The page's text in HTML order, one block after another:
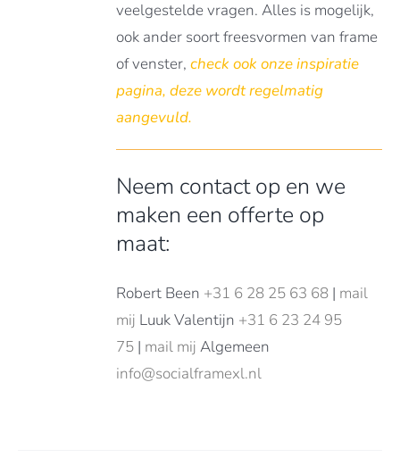
veelgestelde vragen. Alles is mogelijk,
ook ander soort freesvormen van frame
of venster,check ook onzeinspiratie
pagina, deze wordt regelmatig
aangevuld.
Neem contact op en we
maken een offerte op
maat:
Robert Been +31 6 28 25 63 68 | mail
mij Luuk Valentijn +31 6 23 24 95
75 | mail mij Algemeen
info@socialframexl.nl